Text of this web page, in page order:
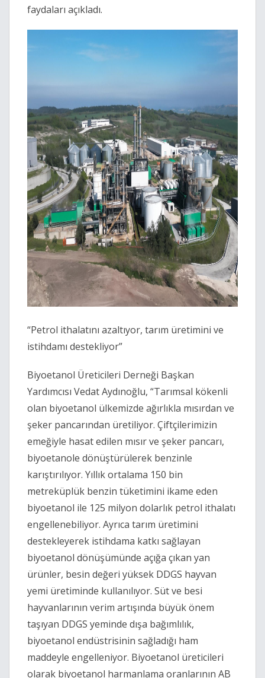
faydaları açıkladı.
“Petrol ithalatını azaltıyor, tarım üretimini ve
istihdamı destekliyor”
Biyoetanol Üreticileri Derneği Başkan
Yardımcısı Vedat Aydınoğlu, “Tarımsal kökenli
olan biyoetanol ülkemizde ağırlıkla mısırdan ve
şeker pancarından üretiliyor. Çiftçilerimizin
emeğiyle hasat edilen mısır ve şeker pancarı,
biyoetanole dönüştürülerek benzinle
karıştırılıyor. Yıllık ortalama 150 bin
metreküplük benzin tüketimini ikame eden
biyoetanol ile 125 milyon dolarlık petrol ithalatı
engellenebiliyor. Ayrıca tarım üretimini
destekleyerek istihdama katkı sağlayan
biyoetanol dönüşümünde açığa çıkan yan
ürünler, besin değeri yüksek DDGS hayvan
yemi üretiminde kullanılıyor. Süt ve besi
hayvanlarının verim artışında büyük önem
taşıyan DDGS yeminde dışa bağımlılık,
biyoetanol endüstrisinin sağladığı ham
maddeyle engelleniyor. Biyoetanol üreticileri
olarak biyoetanol harmanlama oranlarının AB